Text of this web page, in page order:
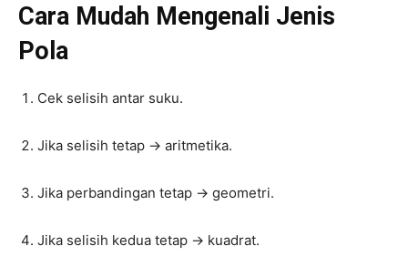
Cara Mudah Mengenali Jenis
Pola
Cek selisih antar suku.
Jika selisih tetap → aritmetika.
Jika perbandingan tetap → geometri.
Jika selisih kedua tetap → kuadrat.